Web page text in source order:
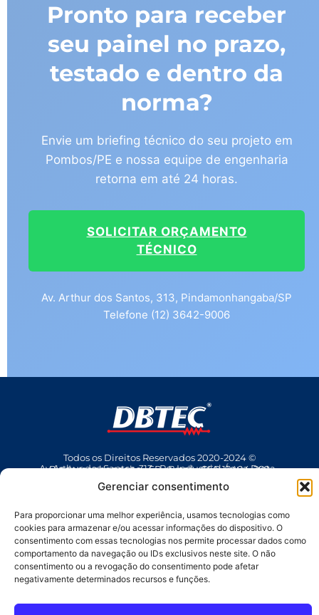
Gerenciar consentimento
Para proporcionar uma melhor experiência, usamos tecnologias como
cookies para armazenar e/ou acessar informações do dispositivo. O
consentimento com essas tecnologias nos permite processar dados como
comportamento da navegação ou IDs exclusivos neste site. O não
consentimento ou a revogação do consentimento pode afetar
negativamente determinados recursos e funções.
Pronto para receber
seu painel no prazo,
testado e dentro da
norma?
Envie um briefing técnico do seu projeto em
Pombos/PE e nossa equipe de engenharia
retorna em até 24 horas.
SOLICITAR ORÇAMENTO
TÉCNICO
Av. Arthur dos Santos, 313, Pindamonhangaba/SP
Telefone (12) 3642-9006
Todos os Direitos Reservados 2020-2024 ©
Av Arthur dos Santos, 313 • Pq. Industrial Água Preta • Pindamonhangaba • SP • Brasil • CEP 12404-289
(12) 3642 9006
• dbtec@dbtec.com.br